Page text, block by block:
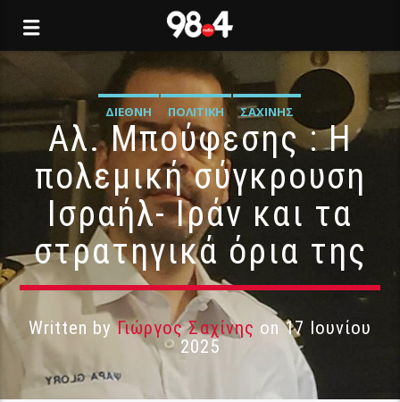
ΔΙΕΘΝΉ ΠΟΛΙΤΙΚΉ ΣΑΧΊΝΗΣ
Αλ. Μπούφεσης : Η
πολεμική σύγκρουση
Ισραήλ- Ιράν και τα
στρατηγικά όρια της
Written byΓιώργος Σαχίνης on 17 Ιουνίου
2025